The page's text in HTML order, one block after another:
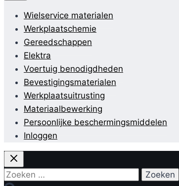
Wielservice materialen
Werkplaatschemie
Gereedschappen
Elektra
Voertuig benodigdheden
Bevestigingsmaterialen
Werkplaatsuitrusting
Materiaalbewerking
Persoonlijke beschermingsmiddelen
Inloggen
Zoeken